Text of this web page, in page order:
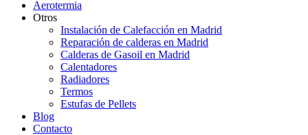
Aerotermia
Otros
Instalación de Calefacción en Madrid
Reparación de calderas en Madrid
Calderas de Gasoil en Madrid
Calentadores
Radiadores
Termos
Estufas de Pellets
Blog
Contacto